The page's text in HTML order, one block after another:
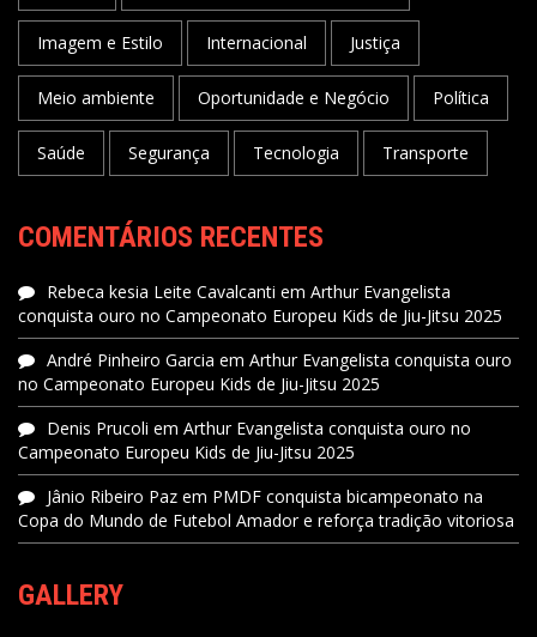
Imagem e Estilo Internacional Justiça
Meio ambiente Oportunidade e Negócio Política
Saúde Segurança Tecnologia Transporte
COMENTÁRIOS RECENTES
Rebeca kesia Leite Cavalcanti em Arthur Evangelista
conquista ouro no Campeonato Europeu Kids de Jiu-Jitsu 2025
André Pinheiro Garcia em Arthur Evangelista conquista ouro
no Campeonato Europeu Kids de Jiu-Jitsu 2025
Denis Prucoli em Arthur Evangelista conquista ouro no
Campeonato Europeu Kids de Jiu-Jitsu 2025
Jânio Ribeiro Paz em PMDF conquista bicampeonato na
Copa do Mundo de Futebol Amador e reforça tradição vitoriosa
GALLERY